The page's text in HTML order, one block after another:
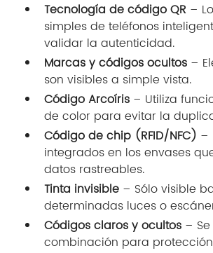
Tecnología de código QR –
simples de teléfonos
validar la autenticidad.
Marcas y códigos ocultos –
son visibles a simple vista.
Código Arcoíris – Utiliza
de color para evitar la
Código de chip (RFID/NFC) –
integrados en los envases
datos rastreables.
Tinta invisible – Sólo visible
determinadas luces o
Códigos claros y ocultos –
combinación para